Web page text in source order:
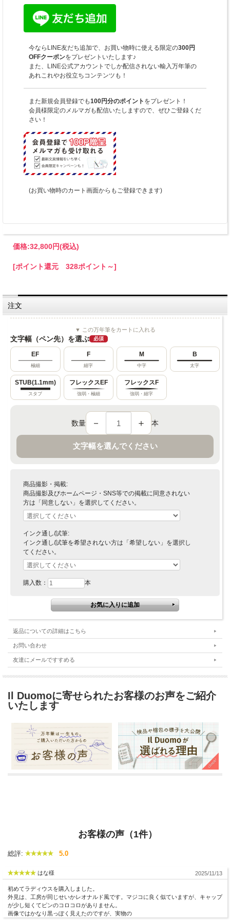
今ならLINE友だち追加で、お買い物時に使える限定の300円
OFFクーポンをプレゼントいたします♪
また、LINE公式アカウントでしか配信されない輸入万年筆の
あれこれやお役立ちコンテンツも！
また新規会員登録でも100円分のポイント をプレゼント！
会員様限定のメルマガも配信いたしますので、ぜひご登録くだ
さい！
(お買い物時のカート画面からもご登録できます)
価格:32,800円(税込)
[ポイント還元 328ポイント～]
注文
▼ この万年筆をカートに入れる
文字幅（ペン先）を選ぶ 必須
EF
極細
F
細字
M
中字
B
太字
STUB(1.1mm)
スタブ
フレックスEF
強弱・極細
フレックスF
強弱・細字
数量 － ＋ 本
文字幅を選んでください
商品撮影・掲載:
商品撮影及びホームページ・SNS等での掲載に同意されない
方は「同意しない」を選択してください。
インク通し/試筆:
インク通し/試筆を希望されない方は「希望しない」を選択し
てください。
購入数： 本
返品についての詳細はこちら
お問い合わせ
友達にメールですすめる
Il Duomoに寄せられたお客様のお声をご紹介
いたします
お客様の声（1件）
総評: 5.0
はな様 2025/11/13
初めてラディウスを購入しました。
外見は、工房が同じせいかレオナルド風です。マジコに良く似ていますが、キャップ
が少し短くてピンのコロコロがありません。
画像ではかなり黒っぽく見えたのですが、実物の